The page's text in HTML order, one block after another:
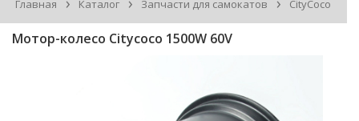
Главная Каталог Запчасти для самокатов CityCoco
Мотор-колесо Citycoco 1500W 60V